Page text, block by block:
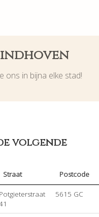
ons in bijna elke stad!
volgende
Straat Postcode
Potgieterstraat
5615 GC